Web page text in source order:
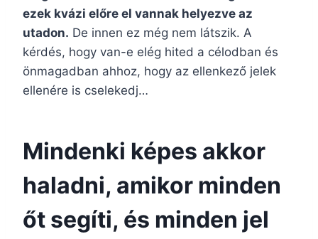
ezek kvázi előre el vannak helyezve az
utadon. De innen ez még nem látszik. A
kérdés, hogy van-e elég hited a célodban és
önmagadban ahhoz, hogy az ellenkező jelek
ellenére is cselekedj…
Mindenki képes akkor
haladni, amikor minden
őt segíti, és minden jel